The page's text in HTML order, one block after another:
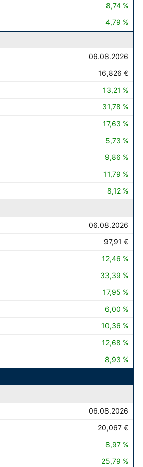
8,74 %
4,79 %
06.08.2026
16,826 €
13,21 %
31,78 %
17,63 %
5,73 %
9,86 %
11,79 %
8,12 %
06.08.2026
97,91 €
12,46 %
33,39 %
17,95 %
6,00 %
10,36 %
12,68 %
8,93 %
06.08.2026
20,067 €
8,97 %
25,79 %